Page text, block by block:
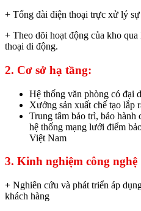
+ Tổng đài điện thoại trực xử lý sự
+ Theo dõi hoạt động của kho qua
thoại di động.
2. Cơ sở hạ tầng:
Hệ thống văn phòng có đại
Xưởng sản xuất chế tạo lắp
Trung tâm bảo trì, bảo hành
hệ thống mạng lưới điểm
Việt Nam
3. Kinh nghiệm công nghệ
+ Nghiên cứu và phát triển áp
khách hàng